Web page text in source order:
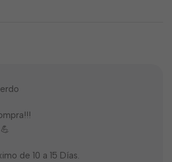
de 10 a 15 Días.